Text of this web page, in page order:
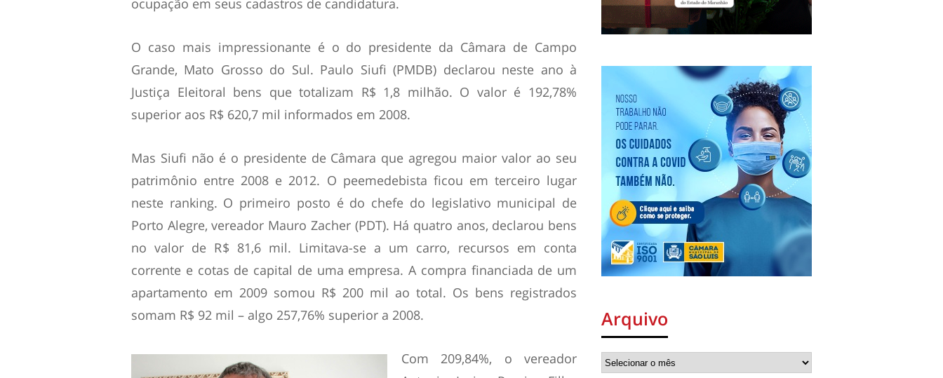
ocupação em seus cadastros de candidatura.
O caso mais impressionante é o do presidente da Câmara de Campo
Grande, Mato Grosso do Sul. Paulo Siufi (PMDB) declarou neste ano à
Justiça Eleitoral bens que totalizam R$ 1,8 milhão. O valor é 192,78%
superior aos R$ 620,7 mil informados em 2008.
Mas Siufi não é o presidente de Câmara que agregou maior valor ao seu
patrimônio entre 2008 e 2012. O peemedebista ficou em terceiro lugar
neste ranking. O primeiro posto é do chefe do legislativo municipal de
Porto Alegre, vereador Mauro Zacher (PDT). Há quatro anos, declarou bens
no valor de R$ 81,6 mil. Limitava-se a um carro, recursos em conta
corrente e cotas de capital de uma empresa. A compra financiada de um
apartamento em 2009 somou R$ 200 mil ao total. Os bens registrados
somam R$ 92 mil – algo 257,76% superior a 2008.
Com 209,84%, o vereador
Arquivo